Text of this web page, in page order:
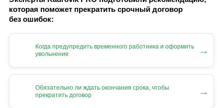
которая поможет прекратить срочный договор
без ошибок:
Когда предупредить временного работника и оформить
увольнение
→
Обязательно ли ждать окончания срока, чтобы
прекратить договор
→